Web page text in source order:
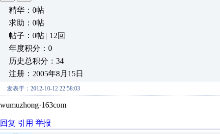
精华：0帖
求助：0帖
帖子：0帖 | 12回
年度积分：0
历史总积分：34
注册：2005年8月15日
发表于：2012-10-12 22:58:03
wumuzhong·163com
回复 引用 举报